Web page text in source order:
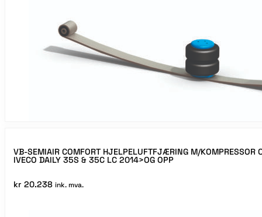
VB-SEMIAIR COMFORT HJELPELUFTFJÆRING M/KOMPRESSOR
IVECO DAILY 35S & 35C LC 2014>OG OPP
kr 20.238 ink. mva.